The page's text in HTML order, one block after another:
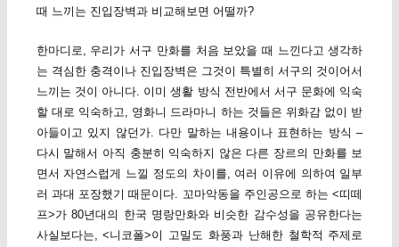
때 느끼는 진입장벽과 비교해보면 어떨까?
한마디로, 우리가 서구 만화를 처음 보았을 때 느낀다고 생각하
는 격심한 충격이나 진입장벽은 그것이 특별히 서구의 것이어서
느끼는 것이 아니다. 이미 생활 방식 전반에서 서구 문화에 익숙
할 대로 익숙하고, 영화니 드라마니 하는 것들은 위화감 없이 받
아들이고 있지 않던가. 다만 말하는 내용이나 표현하는 방식 –
다시 말해서 아직 충분히 익숙하지 않은 다른 장르의 만화를 보
면서 자연스럽게 느낄 정도의 차이를, 여러 이유에 의하여 일부
러 과대 포장했기 때문이다. 꼬마악동을 주인공으로 하는 <띠떼
프>가 80년대의 한국 명랑만화와 비슷한 감수성을 공유한다는
사실보다는, <니코폴>이 고밀도 화풍과 난해한 철학적 주제로